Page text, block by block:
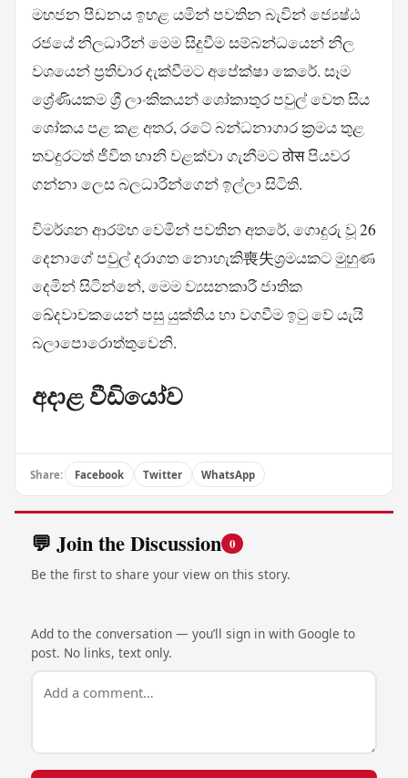
මහජන පීඩනය ඉහළ යමින් පවතින බැවින් ජ්‍යෙෂ්ඨ
රජයේ නිලධාරීන් මෙම සිදුවීම සම්බන්ධයෙන් නිල
වශයෙන් ප්‍රතිචාර දැක්වීමට අපේක්ෂා කෙරේ. සෑම
ශ්‍රේණියකම ශ්‍රී ලාංකිකයන් ශෝකාතුර පවුල් වෙත සිය
ශෝකය පළ කළ අතර, රටේ බන්ධනාගාර ක්‍රමය තුළ
තවදුරටත් ජීවිත හානි වළක්වා ගැනීමට ठोस පියවර
ගන්නා ලෙස බලධාරීන්ගෙන් ඉල්ලා සිටිති.
විමර්ශන ආරම්භ වෙමින් පවතින අතරේ, ගොදුරු වූ 26
දෙනාගේ පවුල් දරාගත නොහැකි喪失ශ්‍රමයකට මුහුණ
දෙමින් සිටින්නේ, මෙම ව්‍යසනකාරී ජාතික
ඛේදවාචකයෙන් පසු යුක්තිය හා වගවීම ඉටු වේ යැයි
බලාපොරොත්තුවෙනි.
අදාළ වීඩියෝව
Share: Facebook Twitter WhatsApp
💬 Join the Discussion 0
Be the first to share your view on this story.
Add to the conversation — you’ll sign in with Google to
post. No links, text only.